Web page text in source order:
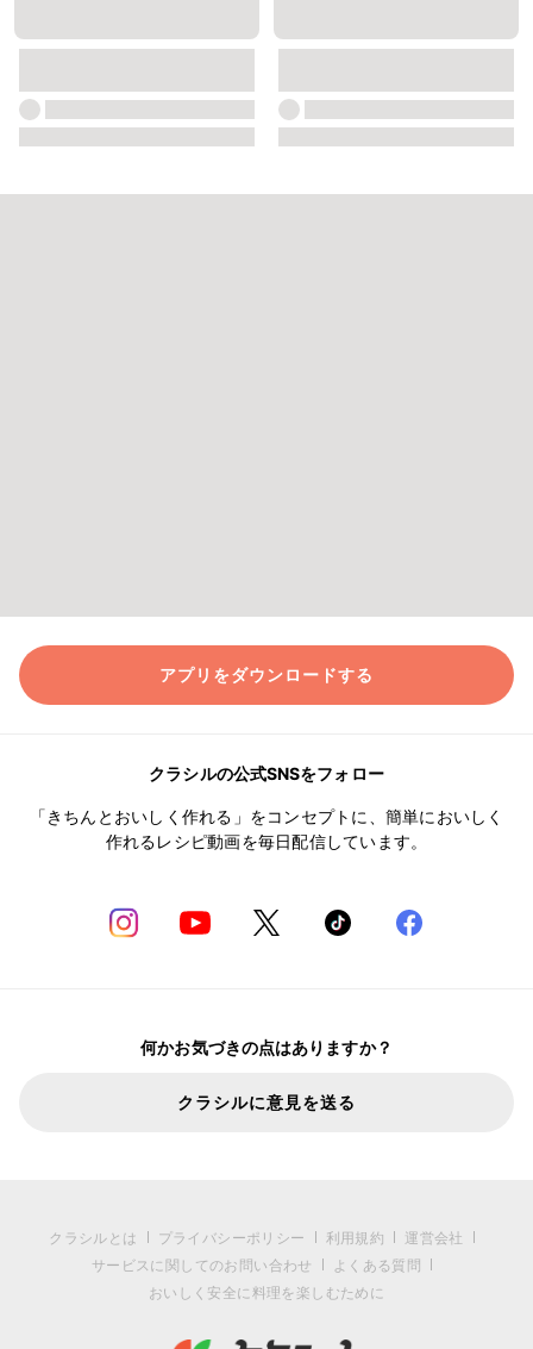
アプリをダウンロードする
クラシルの公式SNSをフォロー
「きちんとおいしく作れる」をコンセプトに、簡単においしく
作れるレシピ動画を毎日配信しています。
何かお気づきの点はありますか？
クラシルに意見を送る
クラシルとは プライバシーポリシー 利用規約
運営会社
サービスに関してのお問い合わせ
よくある質問
おいしく安全に料理を楽しむために